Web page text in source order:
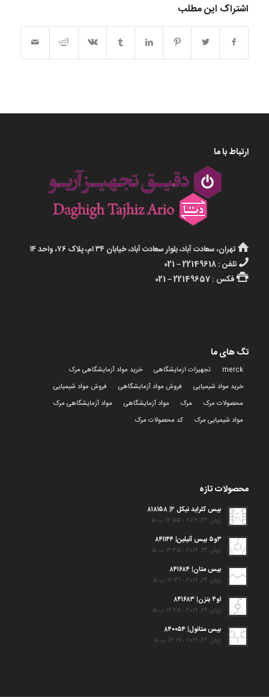
اشتراک این مطلب
ارتباط با ما
تهران، سعادت آباد، بلوار سعادت آباد، خیابان ۳۴ ام، پلاک ۷۶، واحد ۱۴
تلفن : 22149618 – 021
فکس : 22149657 – 021
تگ های ما
merck تجهیزات ازمایشگاهی
خرید مواد آزمایشگاهی مرک
خرید مواد شیمیایی
فروش مواد آزمایشگاهی
فروش مواد شیمیایی
محصولات مرک
مرک مواد آزمایشگاهی
مواد آزمایشگاهی مرک
مواد شیمیایی مرک
کد محصولات مرک
محصولات تازه
بیس کلراید نیکل ۲| ۸۱۸۱۵۸
ژوئن 24, 2019 - 12:55 ب.ظ
۳و۵ بیس آنیلین| ۸۴۱۱۴۴
ژوئن 24, 2019 - 12:45 ب.ظ
بیس متان| ۸۴۱۶۸۴
ژوئن 24, 2019 - 12:31 ب.ظ
۱و۴ بنزن| ۸۴۱۶۸۳
ژوئن 24, 2019 - 12:25 ب.ظ
بیس متانول| ۸۴۰۰۵۴
ژوئن 24, 2019 - 12:19 ب.ظ